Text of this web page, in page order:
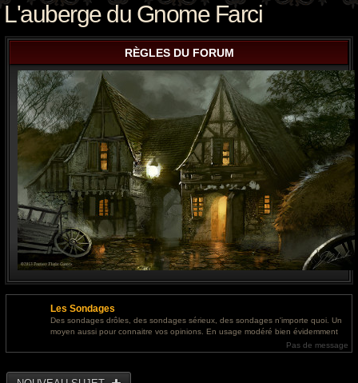
L'auberge du Gnome Farci
RÈGLES DU FORUM
Les Sondages
Des sondages drôles, des sondages sérieux, des sondages n'importe quoi. Un
moyen aussi pour connaitre vos opinions. En usage modéré bien évidemment
Pas de message